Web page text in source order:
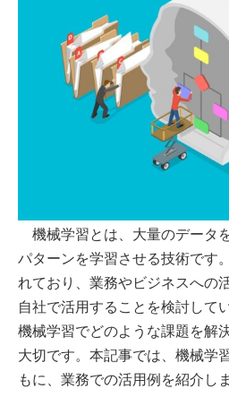
機械学習とは、大量のデータ
パターンを学習させる技術です
れており、業務やビジネスへの
自社で活用することを検討して
機械学習でどのような課題を解
大切です。本記事では、機械学
もに、業務での活用例を紹介し